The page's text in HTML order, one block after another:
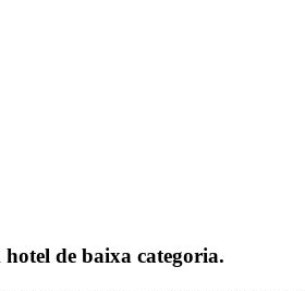
de baixa categoria.